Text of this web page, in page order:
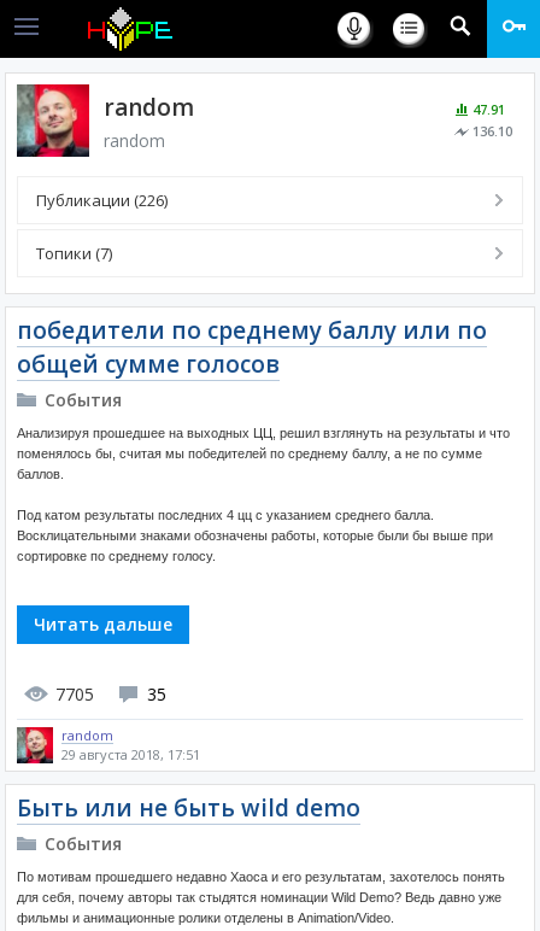
47.91
136.10
random
random
Публикации (226)
Топики (7)
победители по среднему баллу или по
общей сумме голосов
События
Анализируя прошедшее на выходных ЦЦ, решил взглянуть на результаты и что
поменялось бы, считая мы победителей по среднему баллу, а не по сумме
баллов.
Под катом результаты последних 4 цц с указанием среднего балла.
Восклицательными знаками обозначены работы, которые были бы выше при
сортировке по среднему голосу.
Читать дальше
7705 35
random
29 августа 2018, 17:51
Быть или не быть wild demo
События
По мотивам прошедшего недавно Хаоса и его результатам, захотелось понять
для себя, почему авторы так стыдятся номинации Wild Demo? Ведь давно уже
фильмы и анимационные ролики отделены в Animation/Video.